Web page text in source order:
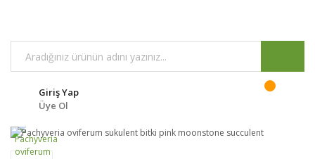
Giriş Yap
Üye Ol